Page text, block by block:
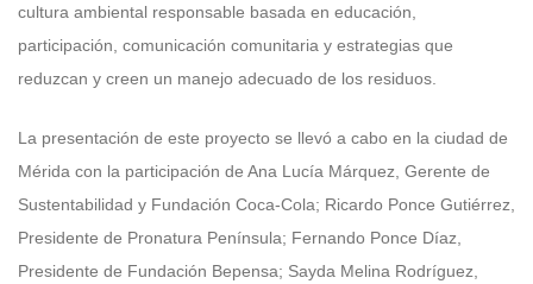
cultura ambiental responsable basada en educación,
participación, comunicación comunitaria y estrategias que
reduzcan y creen un manejo adecuado de los residuos.
La presentación de este proyecto se llevó a cabo en la ciudad de
Mérida con la participación de Ana Lucía Márquez, Gerente de
Sustentabilidad y Fundación Coca-Cola; Ricardo Ponce Gutiérrez,
Presidente de Pronatura Península; Fernando Ponce Díaz,
Presidente de Fundación Bepensa; Sayda Melina Rodríguez,